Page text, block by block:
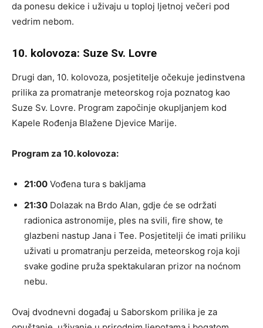
da ponesu dekice i uživaju u toploj ljetnoj večeri pod
vedrim nebom.
10. kolovoza: Suze Sv. Lovre
Drugi dan, 10. kolovoza, posjetitelje očekuje jedinstvena
prilika za promatranje meteorskog roja poznatog kao
Suze Sv. Lovre. Program započinje okupljanjem kod
Kapele Rođenja Blažene Djevice Marije.
Program za 10. kolovoza:
21:00 Vođena tura s bakljama
21:30 Dolazak na Brdo Alan, gdje će se održati
radionica astronomije, ples na svili, fire show, te
glazbeni nastup Jana i Tee. Posjetitelji će imati priliku
uživati u promatranju perzeida, meteorskog roja koji
svake godine pruža spektakularan prizor na noćnom
nebu.
Ovaj dvodnevni događaj u Saborskom prilika je za